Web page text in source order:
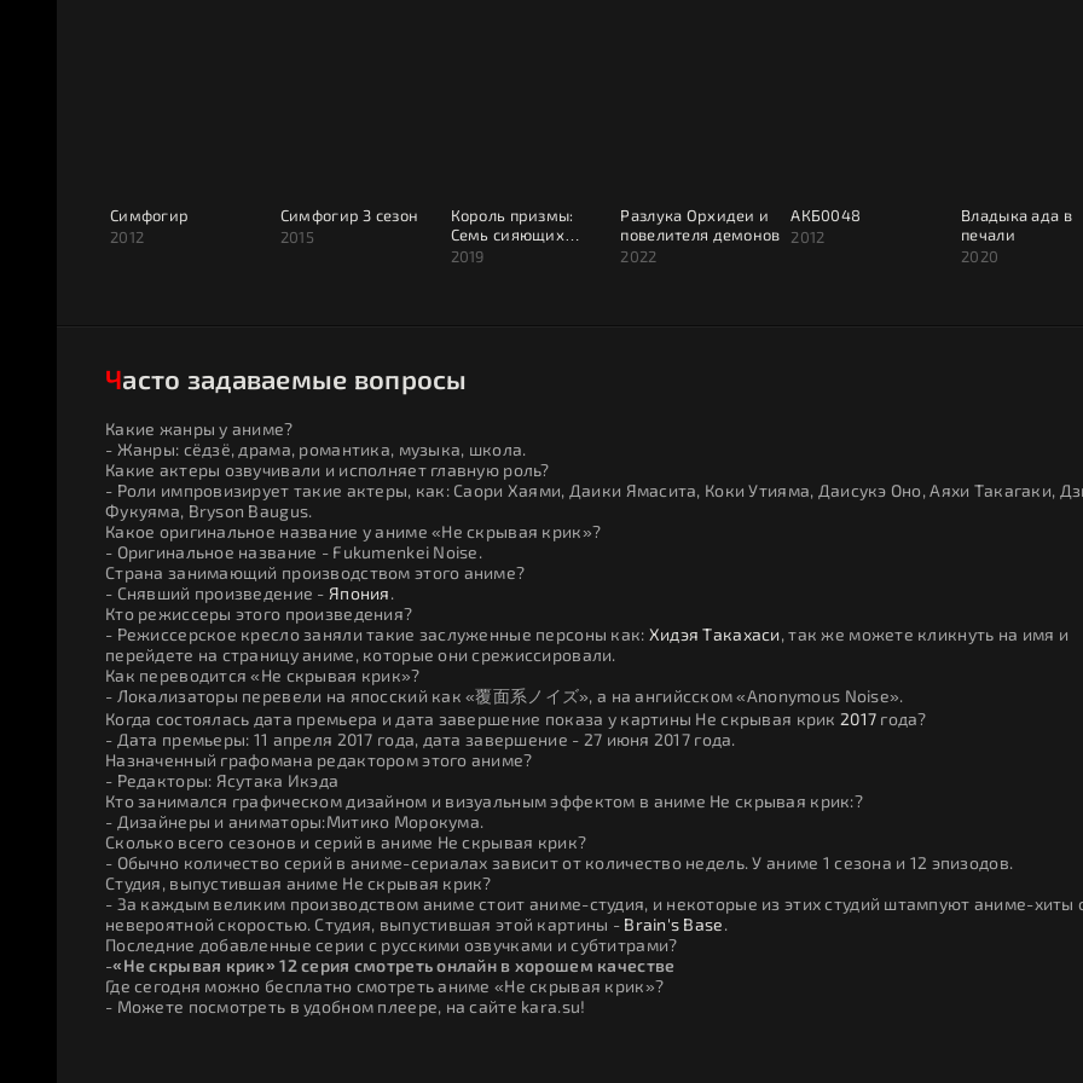
Симфогир
2012
Симфогир 3 сезон
2015
Король призмы:
Семь сияющих
звёзд
2019
Разлука Орхидеи и
повелителя демонов
2022
АКБ0048
2012
Владыка ада в
печали
2020
Часто задаваемые вопросы
Какие жанры у аниме?
- Жанры: сёдзё, драма, романтика, музыка, школа.
Какие актеры озвучивали и исполняет главную роль?
- Роли импровизирует такие актеры, как: Саори Хаями, Даики Ямасита, Коки Утияма, Даисукэ Оно, Аяхи Такагаки,
Фукуяма, Bryson Baugus.
Какое оригинальное название у аниме «Не скрывая крик»?
- Оригинальное название - Fukumenkei Noise.
Страна занимающий производством этого аниме?
- Снявший произведение - Япония.
Кто режиссеры этого произведения?
- Режиссерское кресло заняли такие заслуженные персоны как: Хидэя Такахаси, так же можете кликнуть на имя и
перейдете на страницу аниме, которые они срежиссировали.
Как переводится «Не скрывая крик»?
- Локализаторы перевели на япосский как «覆面系ノイズ», а на ангийсском «Anonymous Noise».
Когда состоялась дата премьера и дата завершение показа у картины Не скрывая крик 2017 года?
- Дата премьеры: 11 апреля 2017 года, дата завершение - 27 июня 2017 года.
Назначенный графомана редактором этого аниме?
- Редакторы: Ясутака Икэда
Кто занимался графическом дизайном и визуальным эффектом в аниме Не скрывая крик:?
- Дизайнеры и аниматоры:Митико Морокума.
Сколько всего сезонов и серий в аниме Не скрывая крик?
- Обычно количество серий в аниме-сериалах зависит от количество недель. У аниме 1 сезона и 12 эпизодов.
Студия, выпустившая аниме Не скрывая крик?
- За каждым великим производством аниме стоит аниме-студия, и некоторые из этих студий штампуют аниме-хиты
невероятной скоростью. Студия, выпустившая этой картины - Brain's Base.
Последние добавленные серии с русскими озвучками и субтитрами?
-«Не скрывая крик» 12 серия смотреть онлайн в хорошем качестве
Где сегодня можно бесплатно смотреть аниме «Не скрывая крик»?
- Можете посмотреть в удобном плеере, на сайте kara.su!